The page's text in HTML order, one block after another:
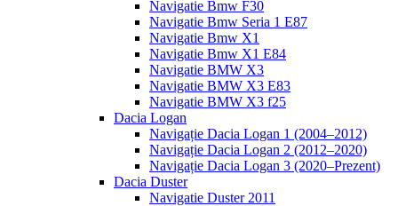
Navigatie Bmw F30
Navigatie Bmw Seria 1 E87
Navigatie Bmw X1
Navigatie Bmw X1 E84
Navigatie BMW X3
Navigatie BMW X3 E83
Navigatie BMW X3 f25
Dacia Logan
Navigație Dacia Logan 1 (2004–2012)
Navigație Dacia Logan 2 (2012–2020)
Navigație Dacia Logan 3 (2020–Prezent)
Dacia Duster
Navigatie Duster 2011